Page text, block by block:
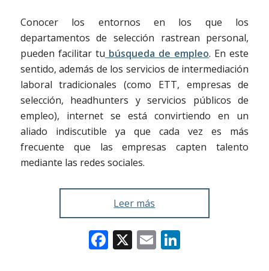
Conocer los entornos en los que los
departamentos de selección rastrean personal,
pueden facilitar tu búsqueda de empleo. En este
sentido, además de los servicios de intermediación
laboral tradicionales (como ETT, empresas de
selección, headhunters y servicios públicos de
empleo), internet se está convirtiendo en un
aliado indiscutible ya que cada vez es más
frecuente que las empresas capten talento
mediante las redes sociales.
Leer más
Facebook
X EmailLinkedIn